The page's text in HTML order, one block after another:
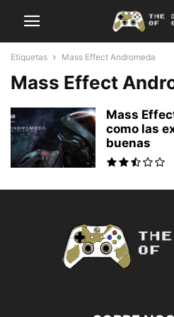
Etiquetas Mass Effect Andromeda
Mass Effect
Mass
como las
buenas